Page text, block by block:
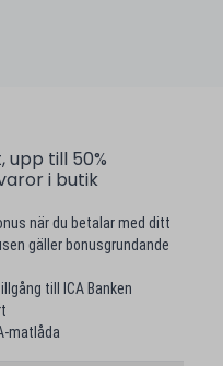
upp till 50%
i butik
när du betalar med ditt
gäller bonusgrundande
till ICA Banken
matlåda